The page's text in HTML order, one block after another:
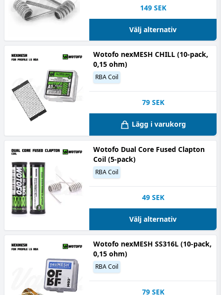
149 SEK
Välj alternativ
Wotofo nexMESH CHILL (10-pack,
0,15 ohm)
RBA Coil
79 SEK
Lägg i varukorg
Wotofo Dual Core Fused Clapton
Coil (5-pack)
RBA Coil
49 SEK
Välj alternativ
Wotofo nexMESH SS316L (10-pack,
0,15 ohm)
RBA Coil
79 SEK